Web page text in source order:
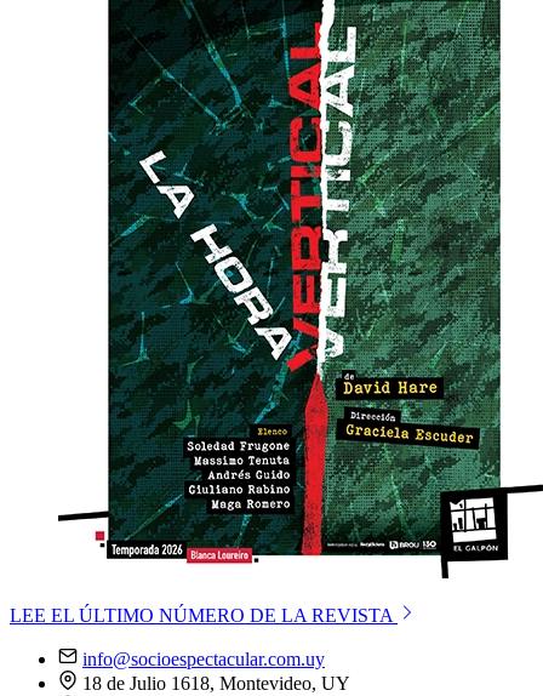
LEE EL ÚLTIMO NÚMERO DE LA REVISTA
info@socioespectacular.com.uy
18 de Julio 1618, Montevideo, UY